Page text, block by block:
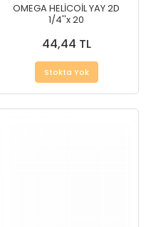
OMEGA HELİCOİL YAY 2D
1/4''x 20
44,44 TL
Stokta Yok